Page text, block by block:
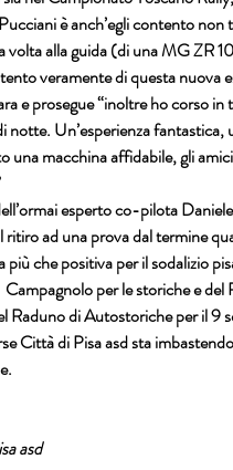
è anch’egli contento non
volta alla guida (di una MG ZR
veramente di questa nuova
e prosegue “inoltre ho corso
notte. Un’esperienza
una macchina affidabile, gli
esperto co-pilota Daniele
ad una prova dal termine
positiva per il sodalizio
per le storiche e
Raduno di Autostoriche per il
Città di Pisa asd sta
asd